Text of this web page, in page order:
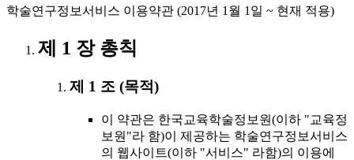
학술연구정보서비스 이용약관 (2017년 1월 1일 ~ 현재 적용)
제 1 장 총칙
제 1 조 (목적)
이 약관은 한국교육학술정보원(이하 "교육정
보원"라 함)이 제공하는 학술연구정보서비스
의 웹사이트(이하 "서비스" 라함)의 이용에